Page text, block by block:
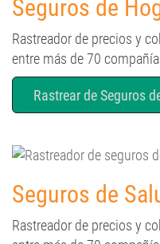
Seguros de
Rastreador de precios y
entre más de 70
Rastrear de Seguros
Seguros de
Rastreador de precios y